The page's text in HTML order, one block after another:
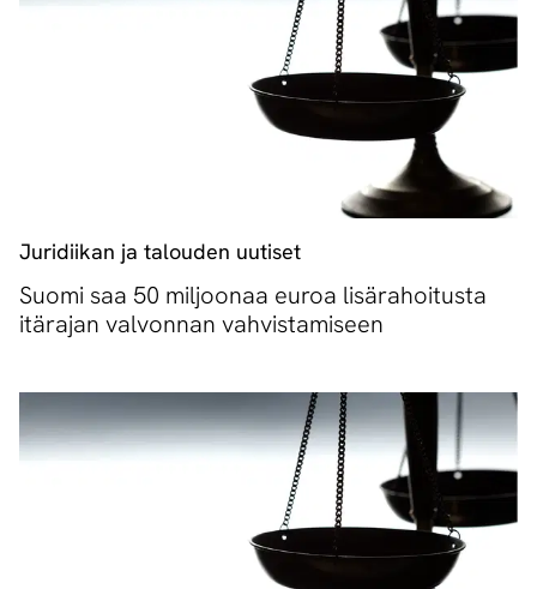
Juridiikan ja talouden uutiset
Suomi saa 50 miljoonaa euroa lisärahoitusta
itärajan valvonnan vahvistamiseen